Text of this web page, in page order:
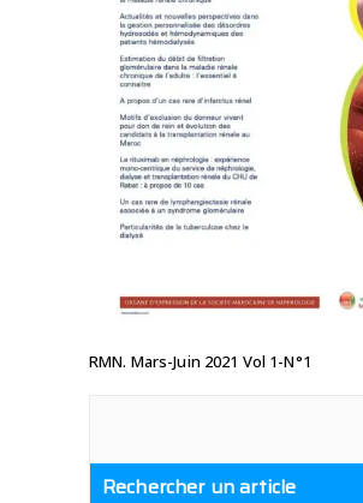
LIRE LA SUITE
RMN. Mars-Juin 2021 Vol 1-N°1
Rechercher un article